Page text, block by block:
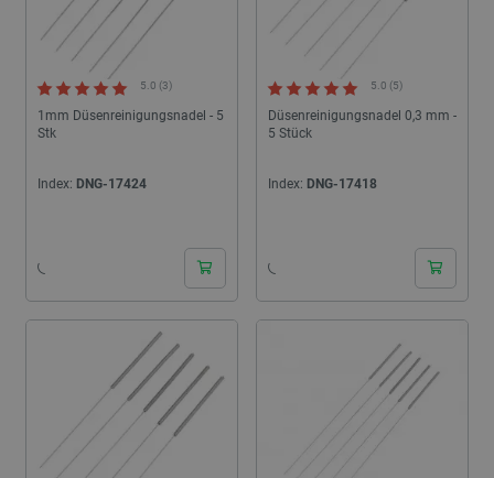
1mm Düsenreinigungsnadel - 5
Stk
5.0 (3)
Index: DNG-17424
Düsenreinigungsnadel 0,3 mm -
5 Stück
5.0 (5)
Index: DNG-17418